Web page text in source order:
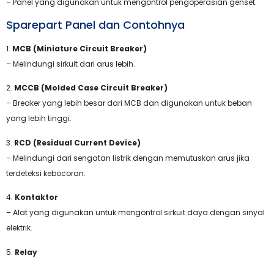
Sparepart Panel dan Contohnya
1. MCB (Miniature Circuit Breaker)
– Melindungi sirkuit dari arus lebih.
2. MCCB (Molded Case Circuit Breaker)
– Breaker yang lebih besar dari MCB dan digunakan untuk beban
yang lebih tinggi.
3. RCD (Residual Current Device)
– Melindungi dari sengatan listrik dengan memutuskan arus jika
terdeteksi kebocoran.
4. Kontaktor
– Alat yang digunakan untuk mengontrol sirkuit daya dengan sinyal
elektrik.
5. Relay